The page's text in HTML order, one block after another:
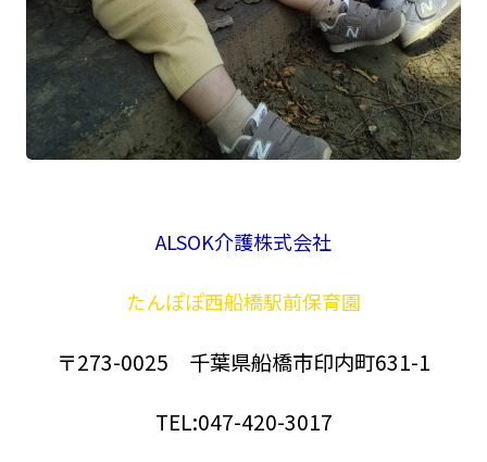
ALSOK介護株式会社
たんぽぽ西船橋駅前保育園
〒273-0025 千葉県船橋市印内町631-1
TEL:047-420-3017